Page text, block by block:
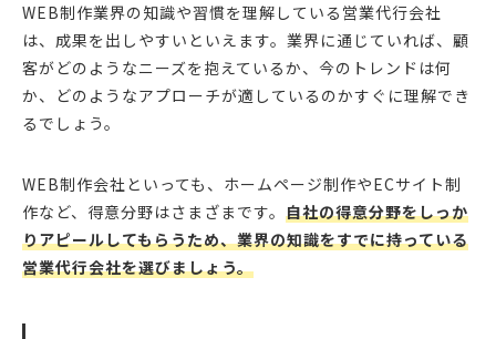
WEB制作業界の知識や習慣を理解している営業代行会社
は、成果を出しやすいといえます。業界に通じていれば、顧
客がどのようなニーズを抱えているか、今のトレンドは何
か、どのようなアプローチが適しているのかすぐに理解でき
るでしょう。
WEB制作会社といっても、ホームページ制作やECサイト制
作など、得意分野はさまざまです。 自社の得意分野をしっか
りアピールしてもらうため、業界の知識をすでに持っている
営業代行会社を選びましょう。